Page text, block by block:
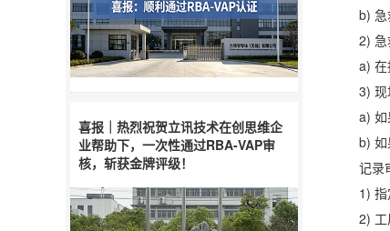
喜报｜热烈祝贺立讯技术在创思维企
业帮助下，一次性通过RBA-VAP审
核，斩获金牌评级！
b) 急救
2) 急
a) 在指
3) 现场
a) 如果
b) 如果
记录
1) 指定
2) 工厂